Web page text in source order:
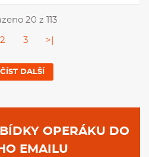
20 z 113
2 3 >|
DALŠÍ
OPERÁKU DO
EMAILU